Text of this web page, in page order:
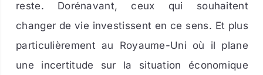
reste. Dorénavant, ceux qui souhaitent
changer de vie investissent en ce sens. Et plus
particulièrement au Royaume-Uni où il plane
une incertitude sur la situation économique